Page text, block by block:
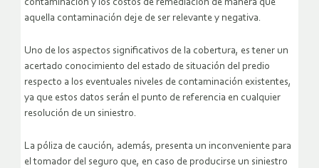
contaminación y los costos de remediación de manera que
aquella contaminación deje de ser relevante y negativa.
Uno de los aspectos significativos de la cobertura, es tener un
acertado conocimiento del estado de situación del predio
respecto a los eventuales niveles de contaminación existentes,
ya que estos datos serán el punto de referencia en cualquier
resolución de un siniestro.
La póliza de caución, además, presenta un inconveniente para
el tomador del seguro que, en caso de producirse un siniestro